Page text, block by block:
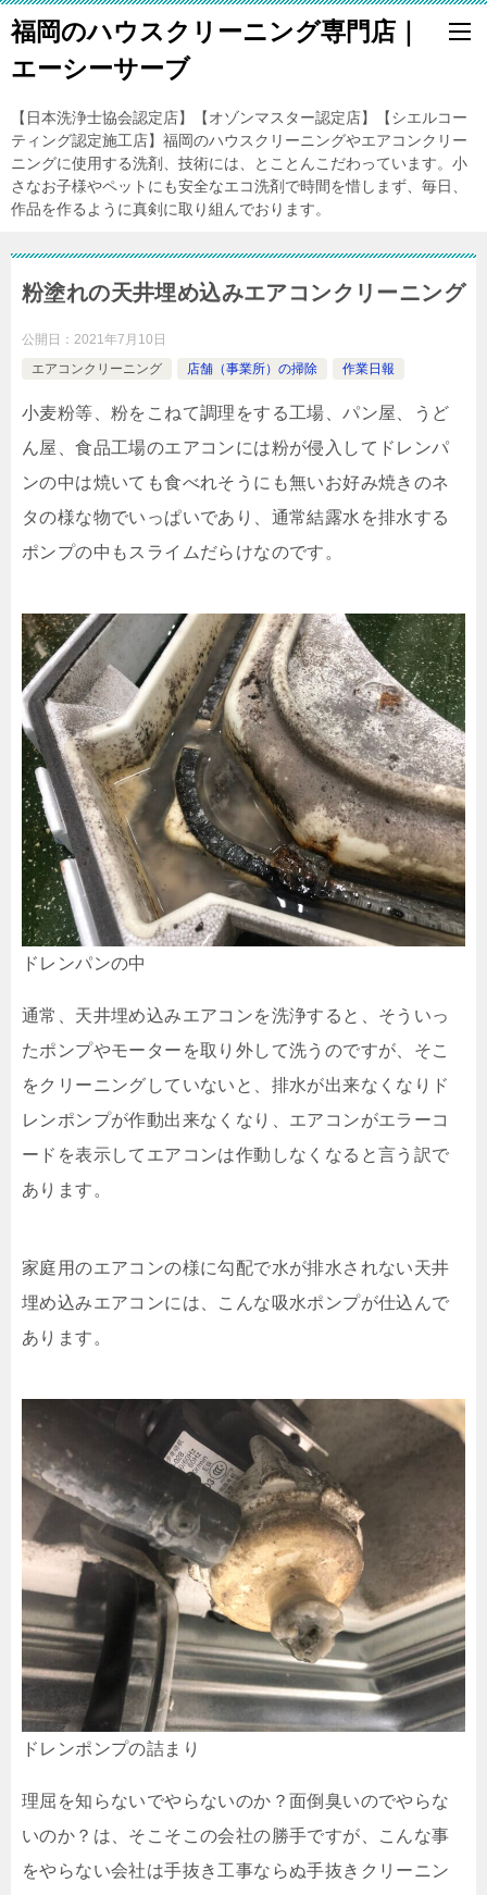
福岡のハウスクリーニング専門店｜
エーシーサーブ
【日本洗浄士協会認定店】【オゾンマスター認定店】【シエルコー
ティング認定施工店】福岡のハウスクリーニングやエアコンクリー
ニングに使用する洗剤、技術には、とことんこだわっています。小
さなお子様やペットにも安全なエコ洗剤で時間を惜しまず、毎日、
作品を作るように真剣に取り組んでおります。
粉塗れの天井埋め込みエアコンクリーニング
公開日： 2021年7月10日
エアコンクリーニング
店舗（事業所）の掃除 作業日報
小麦粉等、粉をこねて調理をする工場、パン屋、うど
ん屋、食品工場のエアコンには粉が侵入してドレンパ
ンの中は焼いても食べれそうにも無いお好み焼きのネ
タの様な物でいっぱいであり、通常結露水を排水する
ポンプの中もスライムだらけなのです。
ドレンパンの中
通常、天井埋め込みエアコンを洗浄すると、そういっ
たポンプやモーターを取り外して洗うのですが、そこ
をクリーニングしていないと、排水が出来なくなりド
レンポンプが作動出来なくなり、エアコンがエラーコ
ードを表示してエアコンは作動しなくなると言う訳で
あります。
家庭用のエアコンの様に勾配で水が排水されない天井
埋め込みエアコンには、こんな吸水ポンプが仕込んで
あります。
ドレンポンプの詰まり
理屈を知らないでやらないのか？面倒臭いのでやらな
いのか？は、そこそこの会社の勝手ですが、こんな事
をやらない会社は手抜き工事ならぬ手抜きクリーニン